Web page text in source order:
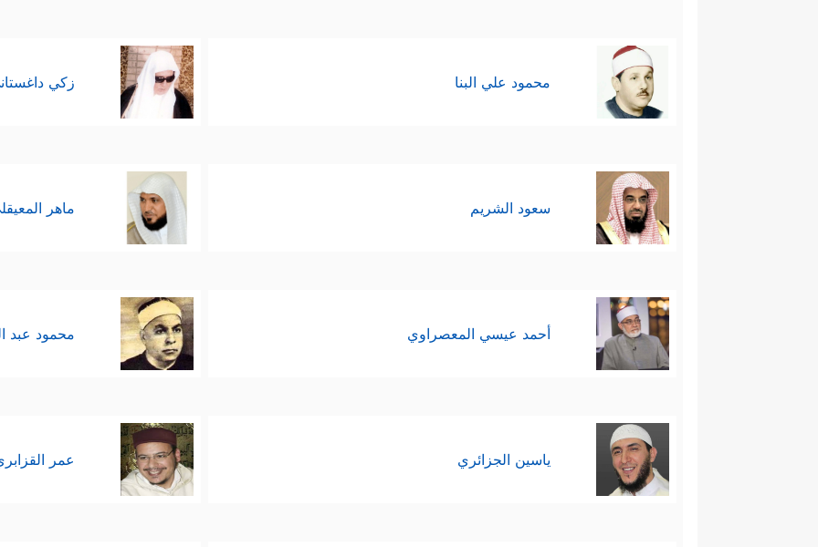
محمود علي البنا زكي
سعود الشريم ماهر
أحمد عيسي المعصراوي محمود عبد
ياسين الجزائري عمر